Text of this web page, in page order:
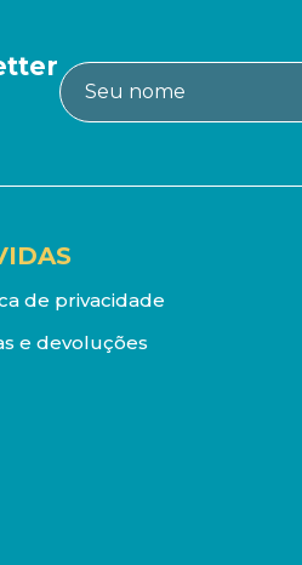
de privacidade
e devoluções